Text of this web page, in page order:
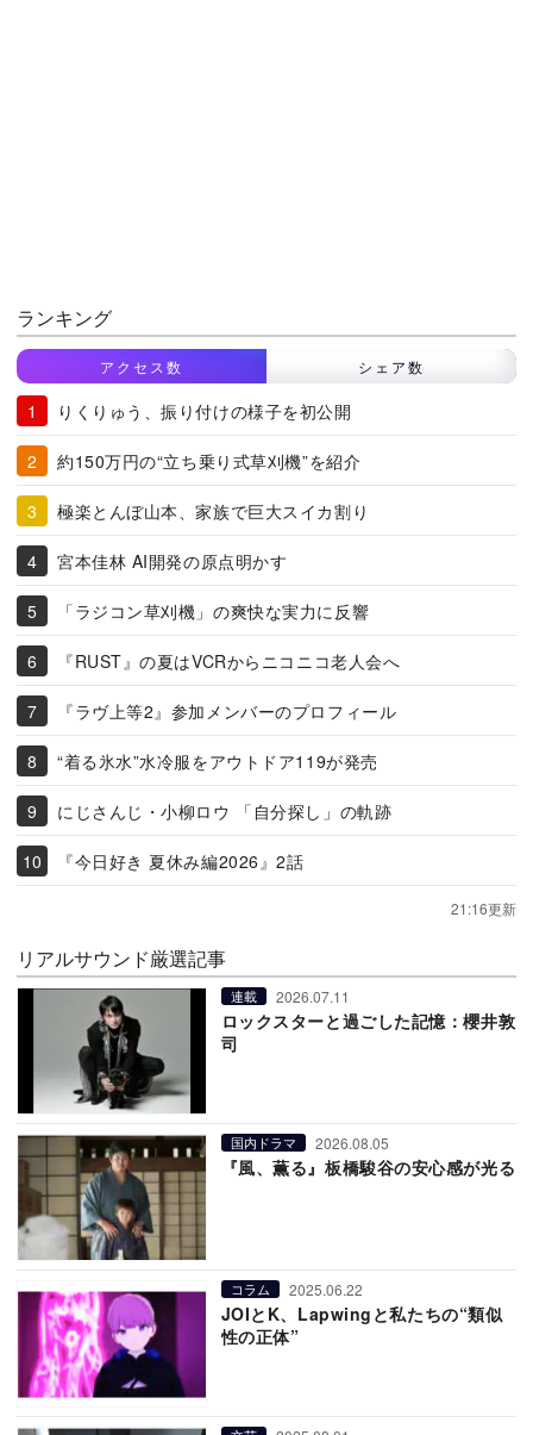
ランキング
アクセス数 シェア数
りくりゅう、振り付けの様子を初公開
約150万円の“立ち乗り式草刈機”を紹介
極楽とんぼ山本、家族で巨大スイカ割り
宮本佳林 AI開発の原点明かす
「ラジコン草刈機」の爽快な実力に反響
『RUST』の夏はVCRからニコニコ老人会へ
『ラヴ上等2』参加メンバーのプロフィール
“着る氷水”水冷服をアウトドア119が発売
にじさんじ・小柳ロウ 「自分探し」の軌跡
『今日好き 夏休み編2026』2話
21:16更新
リアルサウンド厳選記事
連載 2026.07.11
ロックスターと過ごした記憶：櫻井敦
司
国内ドラマ 2026.08.05
『風、薫る』板橋駿谷の安心感が光る
コラム 2025.06.22
JOIとK、Lapwingと私たちの“類似
性の正体”